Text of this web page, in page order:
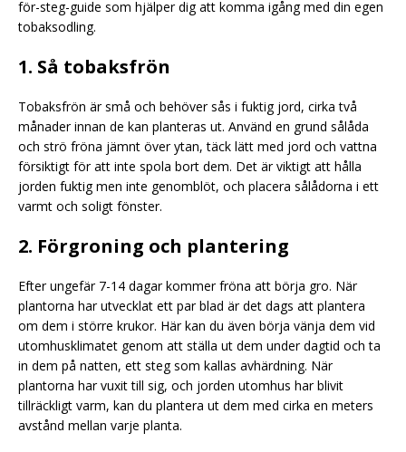
för-steg-guide som hjälper dig att komma igång med din egen
tobaksodling.
1. Så tobaksfrön
Tobaksfrön är små och behöver sås i fuktig jord, cirka två
månader innan de kan planteras ut. Använd en grund sålåda
och strö fröna jämnt över ytan, täck lätt med jord och vattna
försiktigt för att inte spola bort dem. Det är viktigt att hålla
jorden fuktig men inte genomblöt, och placera sålådorna i ett
varmt och soligt fönster.
2. Förgroning och plantering
Efter ungefär 7-14 dagar kommer fröna att börja gro. När
plantorna har utvecklat ett par blad är det dags att plantera
om dem i större krukor. Här kan du även börja vänja dem vid
utomhusklimatet genom att ställa ut dem under dagtid och ta
in dem på natten, ett steg som kallas avhärdning. När
plantorna har vuxit till sig, och jorden utomhus har blivit
tillräckligt varm, kan du plantera ut dem med cirka en meters
avstånd mellan varje planta.